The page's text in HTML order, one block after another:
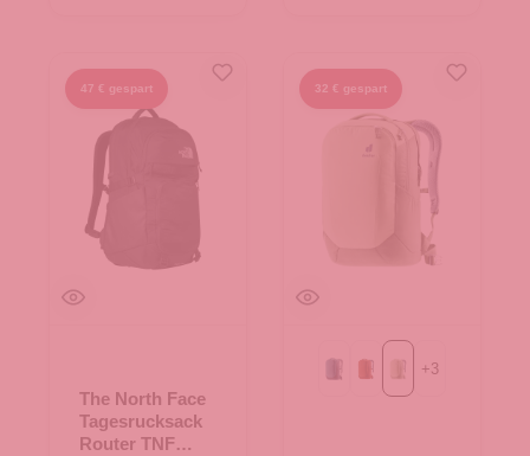
47 € gespart
The North Face
Tagesrucksack
Router TNF
32 € gespart
atlantic-ink
copper-oak
mineral-grove
+3